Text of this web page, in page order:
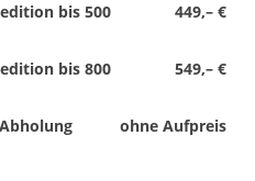
449,– €
bis 500
549,– €
bis 800
ohne Aufpreis